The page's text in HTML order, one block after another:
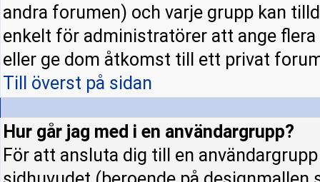
andra forumen) och varje grupp kan
enkelt för administratörer att ange
eller ge dom åtkomst till ett privat
Till överst på sidan
Hur går jag med i en användargrupp?
För att ansluta dig till en